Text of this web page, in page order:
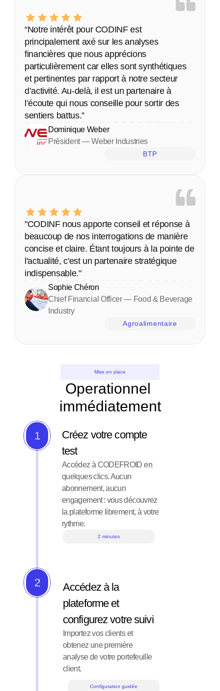
“Notre intérêt pour CODINF est
principalement axé sur les analyses
financières que nous apprécions
particulièrement car elles sont synthétiques
et pertinentes par rapport à notre secteur
d’activité. Au-delà, il est un partenaire à
l’écoute qui nous conseille pour sortir des
sentiers battus.”
Dominique Weber
Président — Weber Industries
BTP
"CODINF nous apporte conseil et réponse à
beaucoup de nos interrogations de manière
concise et claire. Étant toujours à la pointe de
l'actualité, c'est un partenaire stratégique
indispensable."
Sophie Chéron
Chief Financial Officer — Food & Beverage
Industry
Agroalimentaire
Mise en place
Operationnel
immédiatement
1
Créez votre compte
test
Accédez à CODEFROID en
quelques clics. Aucun
abonnement, aucun
engagement : vous découvrez
la plateforme librement, à votre
rythme.
2 minutes
2
Accédez à la
plateforme et
configurez votre suivi
Importez vos clients et
obtenez une première
analyse de votre portefeuille
client.
Configuration guidée